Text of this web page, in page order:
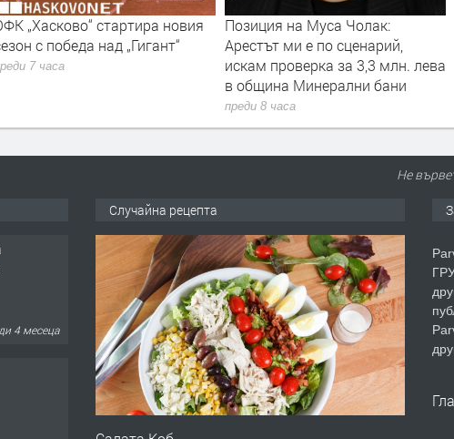
Позиция на Муса Чолак:
Арестът ми е по сценарий,
искам проверка за 3,3 млн. лева
РИОСВ – Хасково наложи
санкции за 14 420 евро през
юли
преди 9 часа
Не
4 месеца
Случайна рецепта